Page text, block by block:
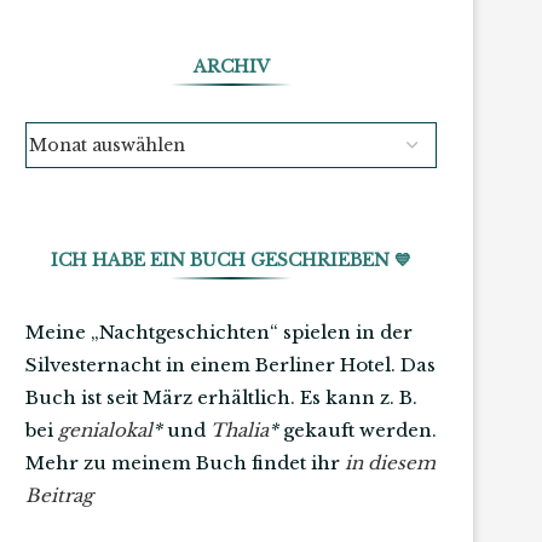
ARCHIV
ICH HABE EIN BUCH GESCHRIEBEN 💙
Meine „Nachtgeschichten“ spielen in der
Silvesternacht in einem Berliner Hotel. Das
Buch ist seit März erhältlich. Es kann z. B.
bei genialokal*und Thalia*gekauft werden.
Mehr zu meinem Buch findet ihr in diesem
Beitrag